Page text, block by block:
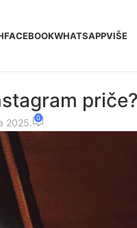
FACEBOOKWHATSAPPVIŠE
priče?
2025. 0